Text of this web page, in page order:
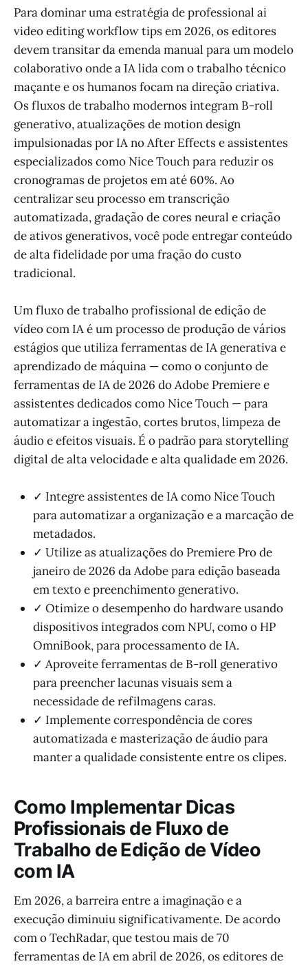
Para dominar uma estratégia de professional ai
video editing workflow tips em 2026, os editores
devem transitar da emenda manual para um modelo
colaborativo onde a IA lida com o trabalho técnico
maçante e os humanos focam na direção criativa.
Os fluxos de trabalho modernos integram B-roll
generativo, atualizações de motion design
impulsionadas por IA no After Effects e assistentes
especializados como Nice Touch para reduzir os
cronogramas de projetos em até 60%. Ao
centralizar seu processo em transcrição
automatizada, gradação de cores neural e criação
de ativos generativos, você pode entregar conteúdo
de alta fidelidade por uma fração do custo
tradicional.
Um fluxo de trabalho profissional de edição de
vídeo com IA é um processo de produção de vários
estágios que utiliza ferramentas de IA generativa e
aprendizado de máquina — como o conjunto de
ferramentas de IA de 2026 do Adobe Premiere e
assistentes dedicados como Nice Touch — para
automatizar a ingestão, cortes brutos, limpeza de
áudio e efeitos visuais. É o padrão para storytelling
digital de alta velocidade e alta qualidade em 2026.
✓ Integre assistentes de IA como Nice Touch
para automatizar a organização e a marcação de
metadados.
✓ Utilize as atualizações do Premiere Pro de
janeiro de 2026 da Adobe para edição baseada
em texto e preenchimento generativo.
✓ Otimize o desempenho do hardware usando
dispositivos integrados com NPU, como o HP
OmniBook, para processamento de IA.
✓ Aproveite ferramentas de B-roll generativo
para preencher lacunas visuais sem a
necessidade de refilmagens caras.
✓ Implemente correspondência de cores
automatizada e masterização de áudio para
manter a qualidade consistente entre os clipes.
Como Implementar Dicas
Profissionais de Fluxo de
Trabalho de Edição de Vídeo
com IA
Em 2026, a barreira entre a imaginação e a
execução diminuiu significativamente. De acordo
com o TechRadar, que testou mais de 70
ferramentas de IA em abril de 2026, os editores de